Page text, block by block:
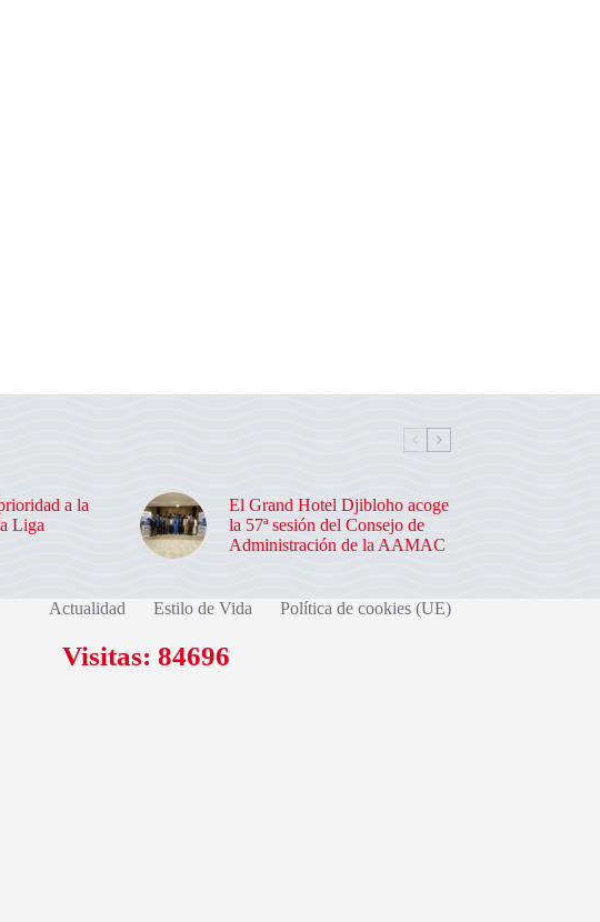
a la
Liga
El Grand Hotel Djibloho acoge
la 57ª sesión del Consejo de
Administración de la AAMAC
Actualidad Estilo de Vida Política de cookies (UE)
Visitas: 84696